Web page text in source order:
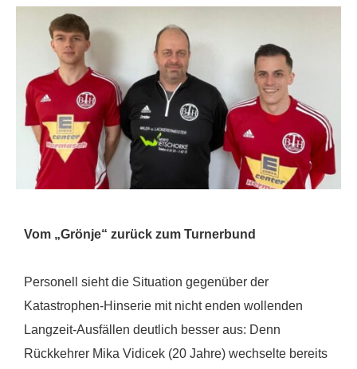
Vom „Grönje“ zurück zum Turnerbund
Personell sieht die Situation gegenüber der
Katastrophen-Hinserie mit nicht enden wollenden
Langzeit-Ausfällen deutlich besser aus: Denn
Rückkehrer Mika Vidicek (20 Jahre) wechselte bereits